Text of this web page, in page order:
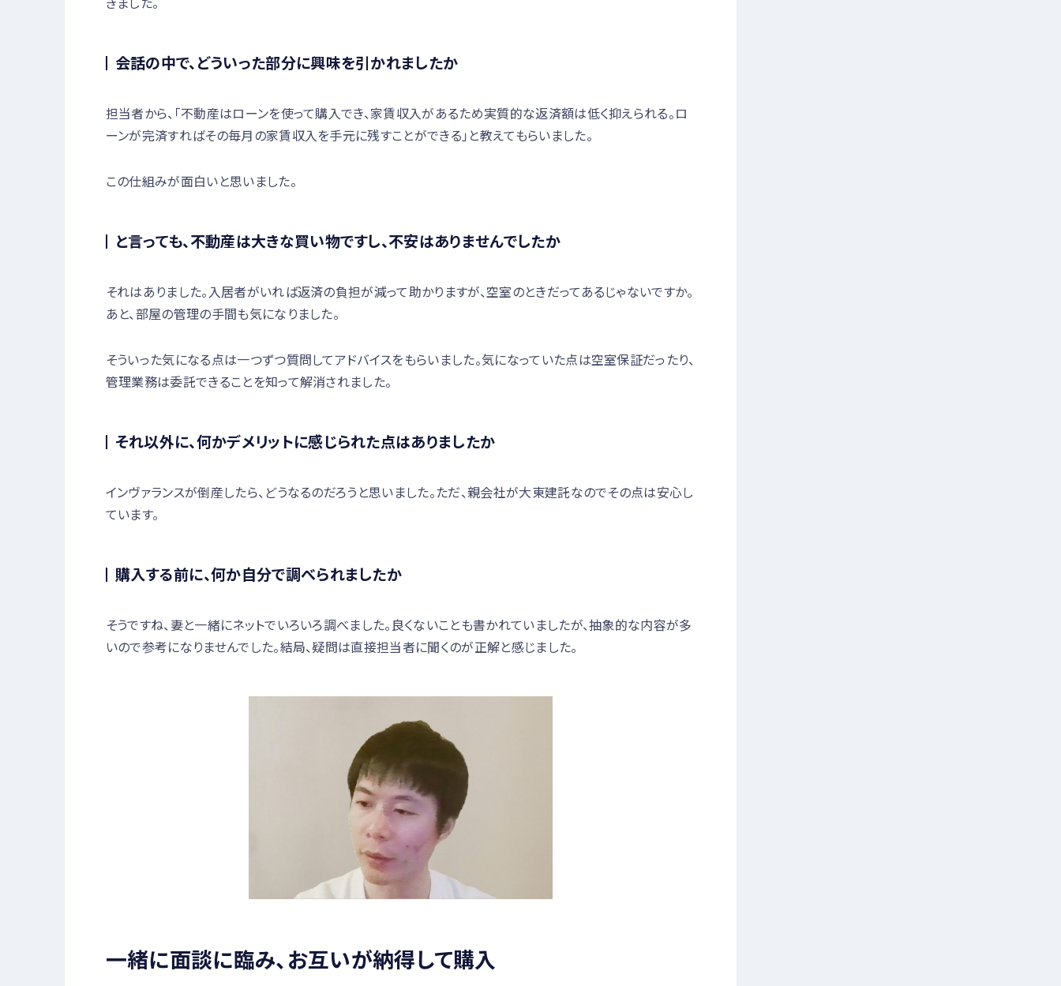
会話の中で、どういった部分に興味を引かれましたか
担当者から、「不動産はローンを使って購入でき、家賃収入があるため実質的な返済額は低く抑えられる。ロ
ーンが完済すればその毎月の家賃収入を手元に残すことができる」と教えてもらいました。
この仕組みが面白いと思いました。
と言っても、不動産は大きな買い物ですし、不安はありませんでしたか
それはありました。入居者がいれば返済の負担が減って助かりますが、空室のときだってあるじゃないですか。
あと、部屋の管理の手間も気になりました。
そういった気になる点は一つずつ質問してアドバイスをもらいました。気になっていた点は空室保証だったり、
管理業務は委託できることを知って解消されました。
それ以外に、何かデメリットに感じられた点はありましたか
インヴァランスが倒産したら、どうなるのだろうと思いました。ただ、親会社が大東建託なのでその点は安心し
ています。
購入する前に、何か自分で調べられましたか
そうですね、妻と一緒にネットでいろいろ調べました。良くないことも書かれていましたが、抽象的な内容が多
いので参考になりませんでした。結局、疑問は直接担当者に聞くのが正解と感じました。
一緒に面談に臨み、お互いが納得して購入